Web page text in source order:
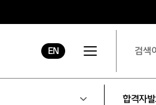
EN
합격자